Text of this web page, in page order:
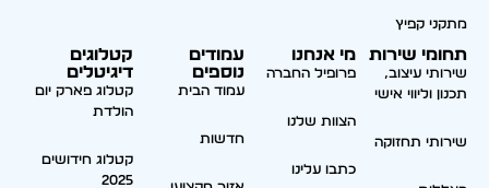
מתקני קפיץ
תחומי שירות
שירותי עיצוב,
תכנון וליווי אישי
שירותי תחזוקה
מי אנחנו
פרופיל החברה
הצוות שלנו
כתבו עלינו
עמודים
נוספים
עמוד הבית
חדשות
קטלוגים
דיגיטלים
קטלוג פארק יום
הולדת
קטלוג חידושים
2025